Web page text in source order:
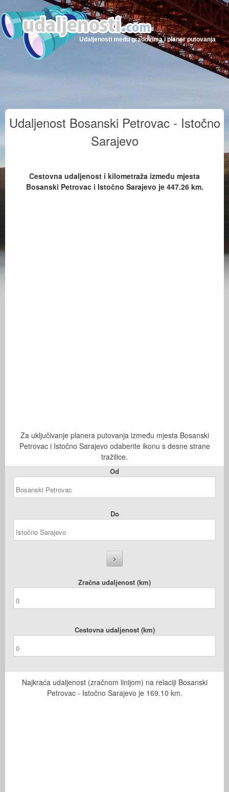
Udaljenosti među gradovima i planer putovanja
Udaljenost Bosanski Petrovac - Istočno
Sarajevo
Cestovna udaljenost i kilometraža između mjesta
Bosanski Petrovac i Istočno Sarajevo je 447.26km.
Za uključivanje planera putovanja između mjesta Bosanski
Petrovac i Istočno Sarajevo odaberite ikonu s desne strane
tražilice.
Od
Do
Zračna udaljenost (km)
Cestovna udaljenost (km)
Najkraća udaljenost (zračnom linijom) na relaciji Bosanski
Petrovac - Istočno Sarajevo je 169.10 km.